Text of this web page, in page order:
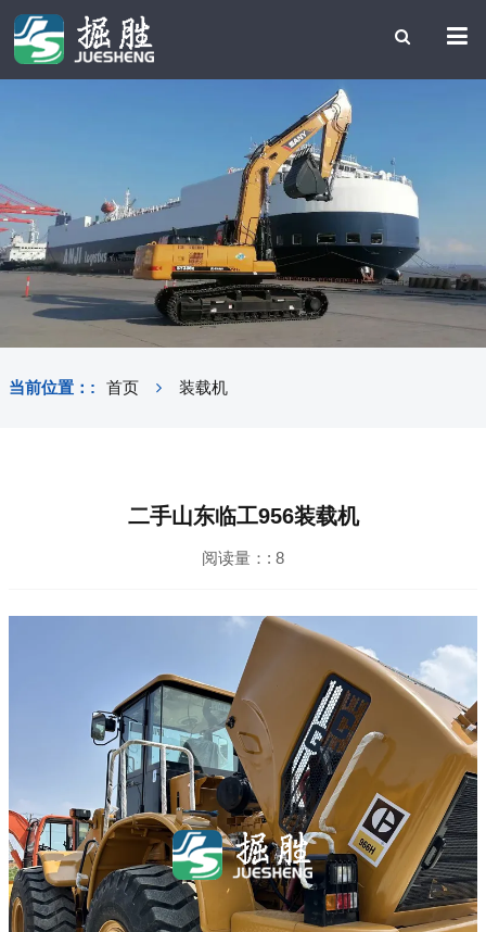
当前位置：: 首页 装载机
二手山东临工956装载机
阅读量：: 8